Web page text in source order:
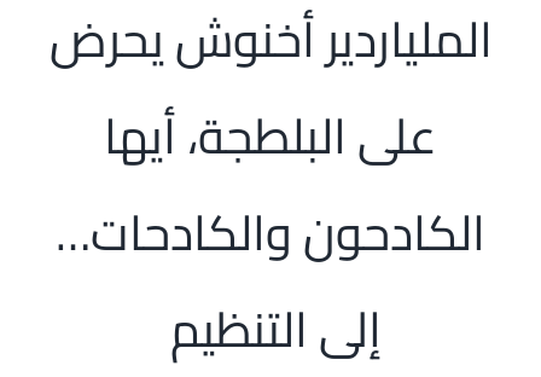
مقالات
الملياردير أخنوش يحرض
على البلطجة، أيها
الكادحون والكادحات…
إلى التنظيم